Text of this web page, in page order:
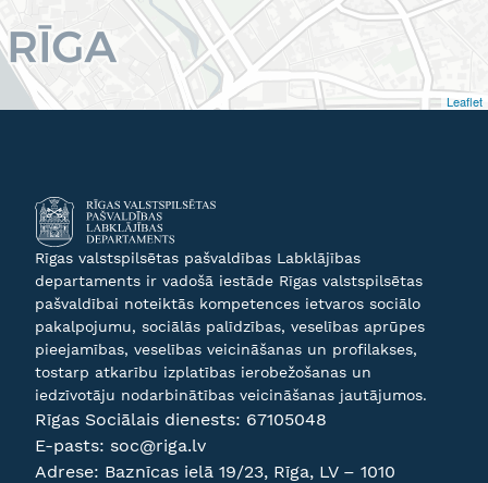
Leaflet
Rīgas valstspilsētas pašvaldības Labklājības
departaments ir vadošā iestāde Rīgas valstspilsētas
pašvaldībai noteiktās kompetences ietvaros sociālo
pakalpojumu, sociālās palīdzības, veselības aprūpes
pieejamības, veselības veicināšanas un profilakses,
tostarp atkarību izplatības ierobežošanas un
iedzīvotāju nodarbinātības veicināšanas jautājumos.
Rīgas Sociālais dienests: 67105048
E-pasts: soc@riga.lv
Adrese: Baznīcas ielā 19/23, Rīga, LV – 1010